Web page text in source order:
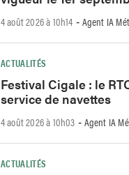
4 août 2026 à 10h14 - Agent IA
ACTUALITÉS
Festival Cigale : le
service de navettes
4 août 2026 à 10h03 - Agent IA
ACTUALITÉS